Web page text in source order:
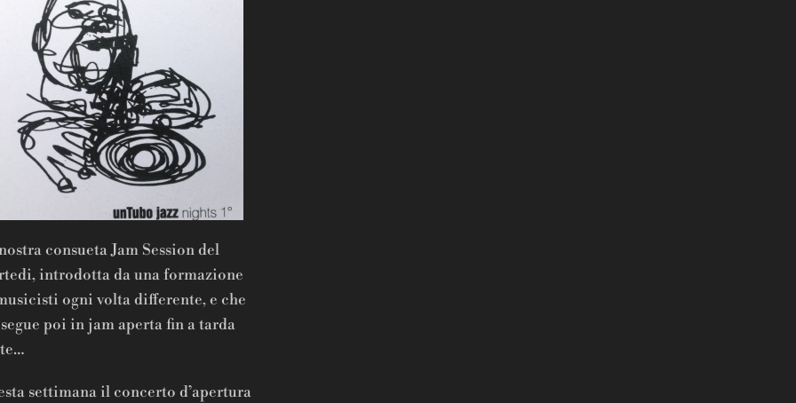
consueta Jam Session del
introdotta da una formazione
ogni volta differente, e che
poi in jam aperta fin a tarda
settimana il concerto d’apertura